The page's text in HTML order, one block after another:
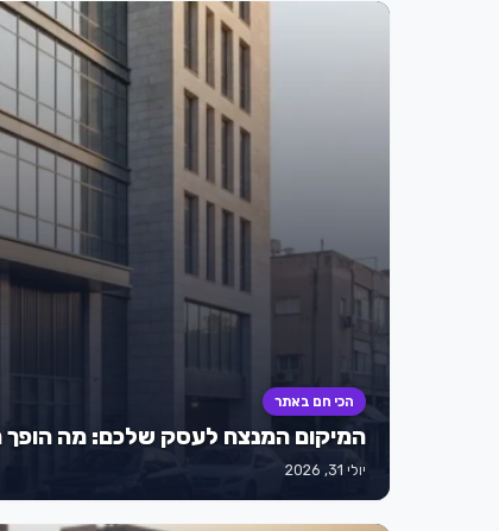
הכי חם באתר
המיקום המנצח לעסק שלכם: מה הופך משרדים
יולי 31, 2026